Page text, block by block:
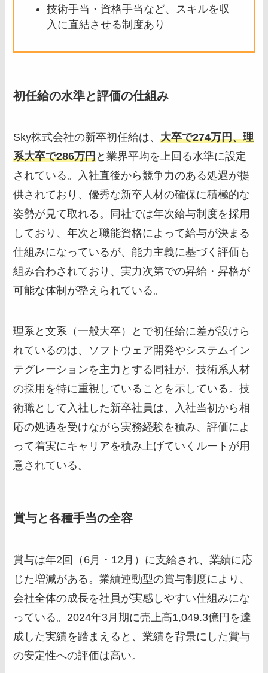
技術手当・資格手当など、スキルを収
入に直結させる制度あり
初任給の水準と評価の仕組み
Sky株式会社の新卒初任給は、大卒で274万円、理
系大卒で286万円と業界平均を上回る水準に設定
されている。入社直後から競争力のある処遇が提
供されており、優秀な新卒人材の確保に積極的な
姿勢が見て取れる。同社では年次給与制度を採用
しており、年次と職能資格によって給与が決まる
仕組みになっているが、能力主義に基づく評価も
組み合わされており、実力次第での昇給・昇格が
可能な体制が整えられている。
理系と文系（一般大卒）とで初任給に差が設けら
れているのは、ソフトウェア開発やシステムイン
テグレーションを主力とする同社が、技術系人材
の採用を特に重視していることを示している。技
術職として入社した新卒社員は、入社当初から相
応の処遇を受けながら実務経験を積み、評価によ
って着実にキャリアを積み上げていくルートが用
意されている。
賞与と各種手当の全容
賞与は年2回（6月・12月）に支給され、業績に応
じた増減がある。業績連動型の賞与制度により、
会社全体の成長を社員が実感しやすい仕組みにな
っている。2024年3月期に売上高1,049.3億円を達
成した実績を踏まえると、業績を背景にした賞与
の安定性への評価は高い。